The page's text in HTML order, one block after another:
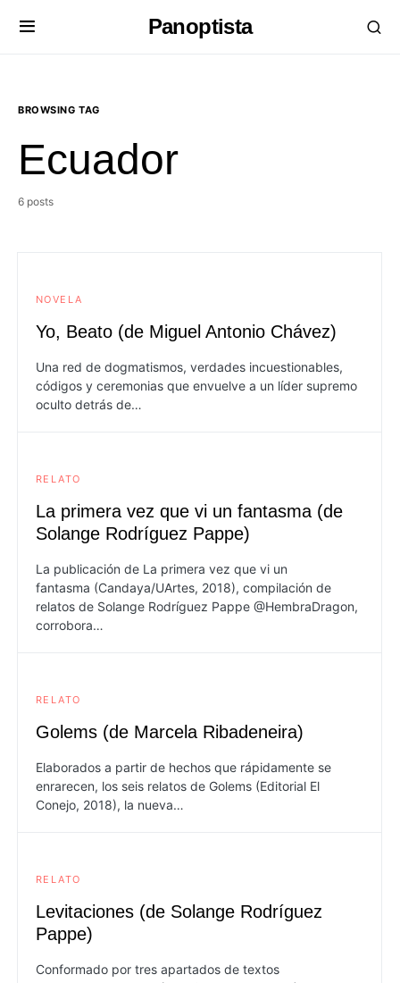
Panoptista
BROWSING TAG
Ecuador
6 posts
NOVELA
Yo, Beato (de Miguel Antonio Chávez)
Una red de dogmatismos, verdades incuestionables,
códigos y ceremonias que envuelve a un líder supremo
oculto detrás de…
RELATO
La primera vez que vi un fantasma (de
Solange Rodríguez Pappe)
La publicación de La primera vez que vi un
fantasma (Candaya/UArtes, 2018), compilación de
relatos de Solange Rodríguez Pappe @HembraDragon,
corrobora…
RELATO
Golems (de Marcela Ribadeneira)
Elaborados a partir de hechos que rápidamente se
enrarecen, los seis relatos de Golems (Editorial El
Conejo, 2018), la nueva…
RELATO
Levitaciones (de Solange Rodríguez
Pappe)
Conformado por tres apartados de textos